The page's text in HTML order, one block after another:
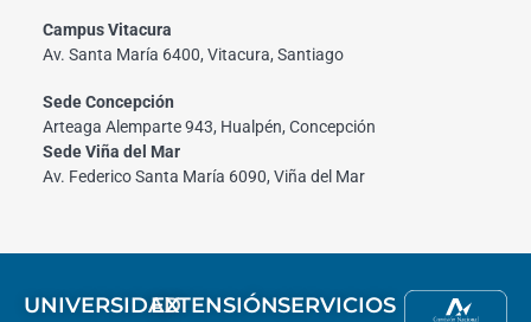
Campus Vitacura
Av. Santa María 6400, Vitacura, Santiago
Sede Concepción
Arteaga Alemparte 943, Hualpén, Concepción
Sede Viña del Mar
Av. Federico Santa María 6090, Viña del Mar
UNIVERSIDADEXTENSIÓNSERVICIOS